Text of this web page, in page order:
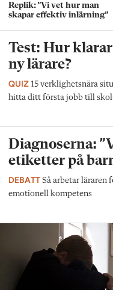
Replik: ”Vi vet hur man
skapar effektiv inlärning”
Test: Hur
ny lärare?
QUIZ 15 verklighetsnära
hitta ditt första jobb till
Diagnoserna:
etiketter på
DEBATT Så arbetar läraren
emotionell kompetens